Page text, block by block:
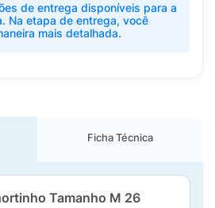
de entrega disponíveis para a
Na etapa de entrega, você
mais detalhada.
Ficha Técnica
Tamanho M 26